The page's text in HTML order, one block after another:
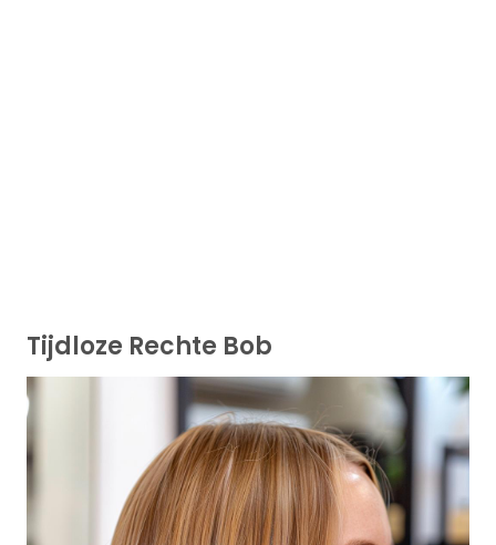
Tijdloze Rechte Bob